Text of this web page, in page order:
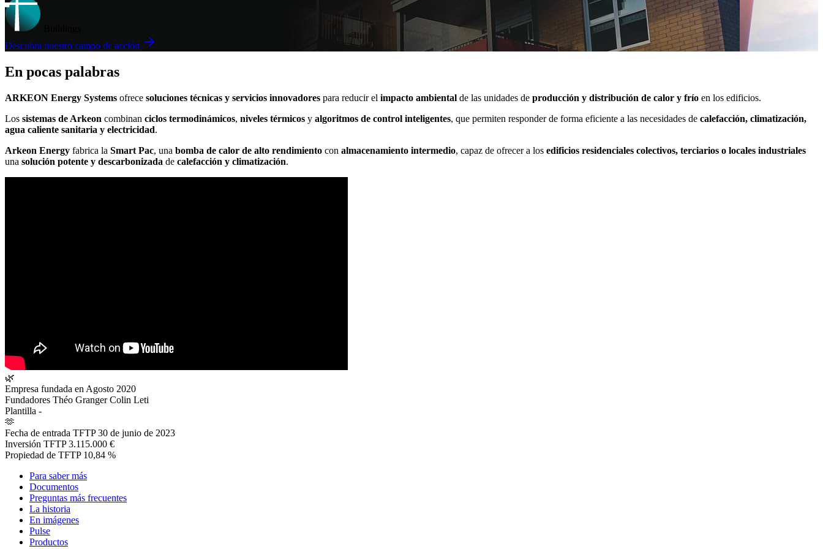
Descubra nuestro campo de acción arrow_forward
En pocas palabras
ARKEON Energy Systems ofrece soluciones técnicas y servicios innovadores para reducir el impacto ambiental de las unidades de producción y distribución de calor y frío en los edificios.
Los sistemas de Arkeon combinan ciclos termodinámicos, niveles térmicos y algoritmos de control inteligentes, que permiten responder de forma eficiente a las necesidades de calefacción, climatización,
agua caliente sanitaria y electricidad.
Arkeon Energy fabrica la Smart Pac, una bomba de calor de alto rendimiento con almacenamiento intermedio, capaz de ofrecer a los edificios residenciales colectivos, terciarios o locales industriales
una solución potente y descarbonizada de calefacción y climatización.
🌿
Empresa fundada en Agosto 2020
Fundadores Théo Granger Colin Leti
Plantilla -
🫶
Fecha de entrada TFTP 30 de junio de 2023
Inversión TFTP 3.115.000 €
Propiedad de TFTP 10,84 %
Para saber más
Documentos
Preguntas más frecuentes
La historia
En imágenes
Pulse
Productos